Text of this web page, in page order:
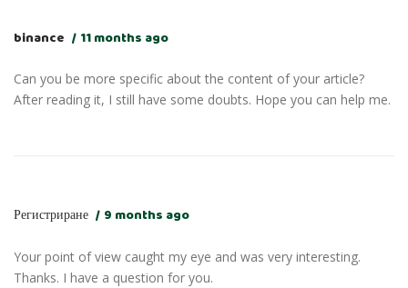
binance 11 months ago
Can you be more specific about the content of your article?
After reading it, I still have some doubts. Hope you can help me.
Регистриране 9 months ago
Your point of view caught my eye and was very interesting.
Thanks. I have a question for you.